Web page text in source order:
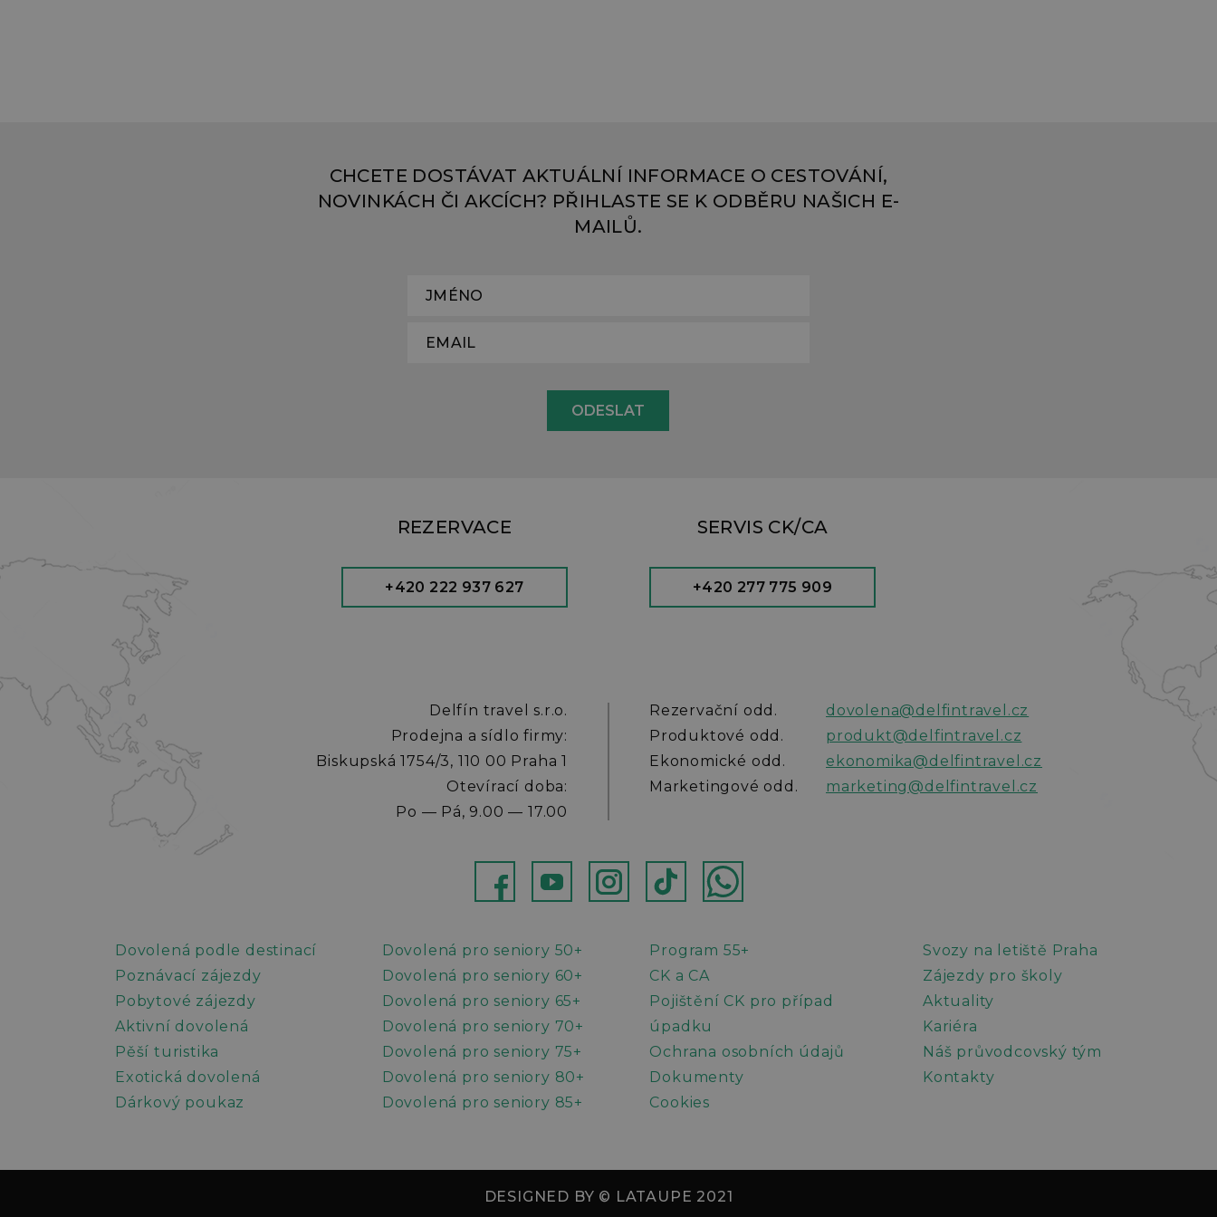
CHCETE DOSTÁVAT AKTUÁLNÍ INFORMACE O CESTOVÁNÍ,
NOVINKÁCH ČI AKCÍCH? PŘIHLASTE SE K ODBĚRU NAŠICH E-
MAILŮ.
REZERVACE
+420 222 937 627
SERVIS CK/CA
+420 277 775 909
Delfín travel s.r.o.
Prodejna a sídlo firmy:
Biskupská 1754/3, 110 00 Praha 1
Otevírací doba:
Po — Pá, 9.00 — 17.00
Rezervační odd.
dovolena@delfintravel.cz
Produktové odd.
produkt@delfintravel.cz
Ekonomické odd.
ekonomika@delfintravel.cz
Marketingové odd.
marketing@delfintravel.cz
InstagramTikTokWhatsApp
Dovolená podle destinací
Poznávací zájezdy
Pobytové zájezdy
Aktivní dovolená
Pěší turistika
Exotická dovolená
Dárkový poukaz
Dovolená pro seniory 50+
Dovolená pro seniory 60+
Dovolená pro seniory 65+
Dovolená pro seniory 70+
Dovolená pro seniory 75+
Dovolená pro seniory 80+
Dovolená pro seniory 85+
Program 55+
CK a CA
Pojištění CK pro případ
úpadku
Ochrana osobních údajů
Dokumenty
Cookies
Svozy na letiště Praha
Zájezdy pro školy
Aktuality
Kariéra
Náš průvodcovský tým
Kontakty
DESIGNED BY © LATAUPE 2021